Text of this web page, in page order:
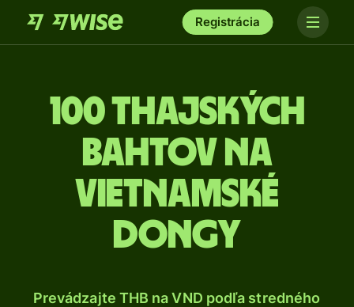
Registrácia
100 Thajských
bahtov na
vietnamské
dongy
Prevádzajte THB na VND podľa stredného